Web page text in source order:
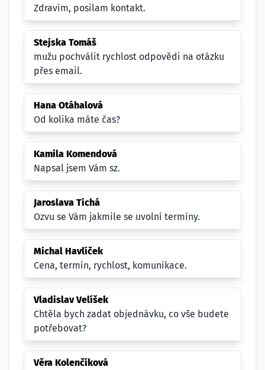
Zdravim, posilam kontakt.
Stejska Tomáš
mužu pochválit rychlost odpovědi na otázku
přes email.
Hana Otáhalová
Od kolika máte čas?
Kamila Komendová
Napsal jsem Vám sz.
Jaroslava Tichá
Ozvu se Vám jakmile se uvolní termíny.
Michal Havlíček
Cena, termín, rychlost, komunikace.
Vladislav Velíšek
Chtěla bych zadat objednávku, co vše budete
potřebovat?
Věra Kolenčíková